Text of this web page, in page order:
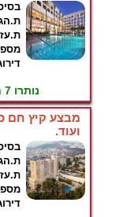
נותרו 7 חדרים למבצע זה !
מבצע קיץ חם
ועוד.